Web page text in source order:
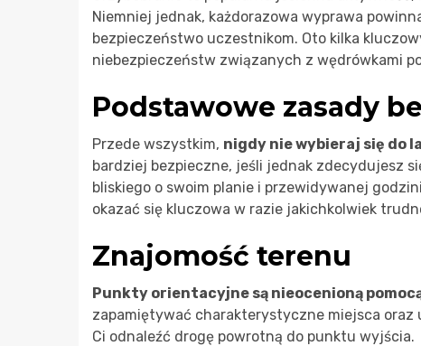
Niemniej jednak, każdorazowa wyprawa
bezpieczeństwo uczestnikom. Oto kilka
niebezpieczeństw związanych z wędrówkami
Podstawowe zasady
Przede wszystkim, nigdy nie wybieraj się do
bardziej bezpieczne, jeśli jednak zdecydujesz
bliskiego o swoim planie i przewidywanej
okazać się kluczowa w razie jakichkolwiek
Znajomość terenu
Punkty orientacyjne są nieocenioną
zapamiętywać charakterystyczne miejsca oraz
Ci odnaleźć drogę powrotną do punktu wyjścia.